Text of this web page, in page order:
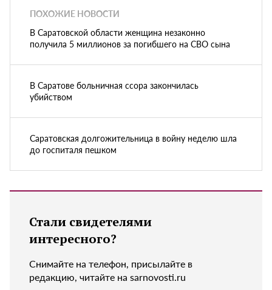
ПОХОЖИЕ НОВОСТИ
В Саратовской области женщина незаконно
получила 5 миллионов за погибшего на СВО сына
В Саратове больничная ссора закончилась
убийством
Саратовская долгожительница в войну неделю шла
до госпиталя пешком
Стали свидетелями
интересного?
Снимайте на телефон, присылайте в
редакцию, читайте на sarnovosti.ru